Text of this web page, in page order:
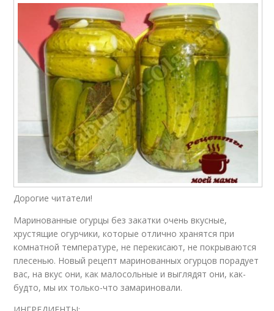
Дорогие читатели!
Маринованные огурцы без закатки очень вкусные,
хрустящие огурчики, которые отлично хранятся при
комнатной температуре, не перекисают, не покрываются
плесенью. Новый рецепт маринованных огурцов порадует
вас, на вкус они, как малосольные и выглядят они, как-
будто, мы их только-что замариновали.